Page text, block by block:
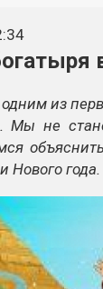
одним из
Мы не
Нового года.